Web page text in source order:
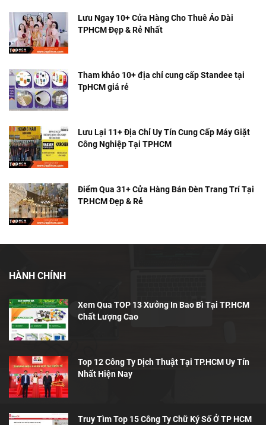
Lưu Ngay 10+ Cửa Hàng Cho Thuê Áo Dài
TPHCM Đẹp & Rẻ Nhất
Tham khảo 10+ địa chỉ cung cấp Standee tại
TpHCM giá rẻ
Lưu Lại 11+ Địa Chỉ Uy Tín Cung Cấp Máy Giặt
Công Nghiệp Tại TPHCM
Điểm Qua 31+ Cửa Hàng Bán Đèn Trang Trí Tại
TP.HCM Đẹp & Rẻ
HÀNH CHÍNH
Xem Qua TOP 13 Xưởng In Bao Bì Tại TP.HCM
Chất Lượng Cao
Top 12 Công Ty Dịch Thuật Tại TP.HCM Uy Tín
Nhất Hiện Nay
Truy Tìm Top 15 Công Ty Chữ Ký Số Ở TP HCM